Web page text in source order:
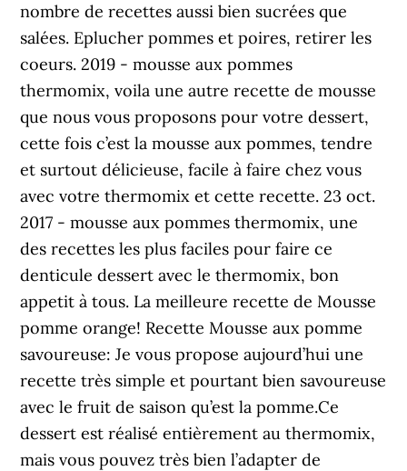
nombre de recettes aussi bien sucrées que
salées. Eplucher pommes et poires, retirer les
coeurs. 2019 - mousse aux pommes
thermomix, voila une autre recette de mousse
que nous vous proposons pour votre dessert,
cette fois c’est la mousse aux pommes, tendre
et surtout délicieuse, facile à faire chez vous
avec votre thermomix et cette recette. 23 oct.
2017 - mousse aux pommes thermomix, une
des recettes les plus faciles pour faire ce
denticule dessert avec le thermomix, bon
appetit à tous. La meilleure recette de Mousse
pomme orange! Recette Mousse aux pomme
savoureuse: Je vous propose aujourd’hui une
recette très simple et pourtant bien savoureuse
avec le fruit de saison qu’est la pomme.Ce
dessert est réalisé entièrement au thermomix,
mais vous pouvez très bien l’adapter de